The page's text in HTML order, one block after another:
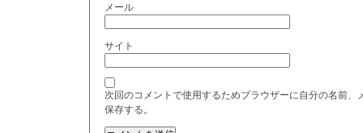
メール
サイト
次回のコメントで使用するためブラウザーに自分の名前、
保存する。